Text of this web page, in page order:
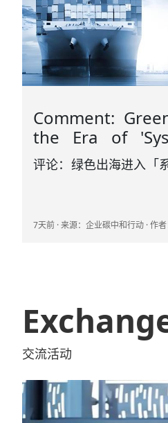
Comment:
the Era of
Answer Sheet
Station to
评论：绿色出海进入「
7天前 · 来源：企业碳中和行动 · 作
交流活动